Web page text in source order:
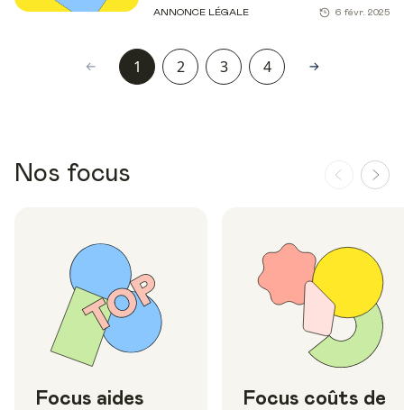
ANNONCE LÉGALE 6 févr. 2025
1 2 3 4
Nos focus
Focus aides Focus coûts de